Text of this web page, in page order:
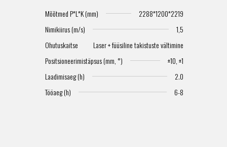
Mõõtmed P*L*K (mm)
2288*1200*2219
Nimikiirus (m/s)
1,5
Ohutuskaitse
Laser + füüsiline takistuste vältimine
Positsioneerimistäpsus (mm, °)
±10, ±1
Laadimisaeg (h)
2.0
Tööaeg (h)
6-8